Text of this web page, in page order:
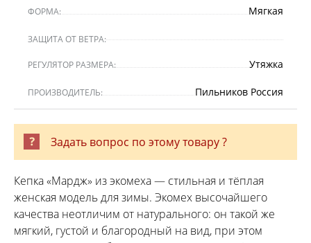
ФОРМА: Мягкая
ЗАЩИТА ОТ ВЕТРА:
РЕГУЛЯТОР РАЗМЕРА: Утяжка
ПРОИЗВОДИТЕЛЬ: Пильников Россия
Задать вопрос по этому товару ?
Кепка «Мардж» из экомеха — стильная и тёплая
женская модель для зимы. Экомех высочайшего
качества неотличим от натурального: он такой же
мягкий, густой и благородный на вид, при этом